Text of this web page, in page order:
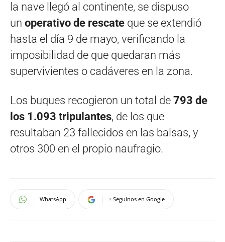
la nave llegó al continente, se dispuso
un operativo de rescate que se extendió
hasta el día 9 de mayo, verificando la
imposibilidad de que quedaran más
supervivientes o cadáveres en la zona.
Los buques recogieron un total de 793 de
los 1.093 tripulantes, de los que
resultaban 23 fallecidos en las balsas, y
otros 300 en el propio naufragio.
WhatsApp + Seguinos en Google